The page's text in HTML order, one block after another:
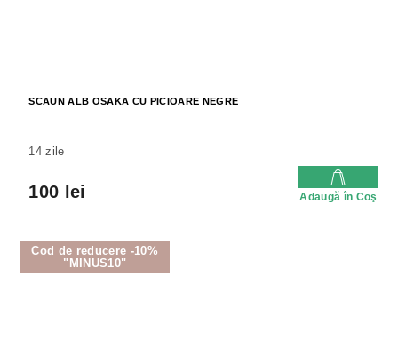
SCAUN ALB OSAKA CU PICIOARE NEGRE
14 zile
100 lei Adaugă în Coş
Cod de reducere -10%
"MINUS10"